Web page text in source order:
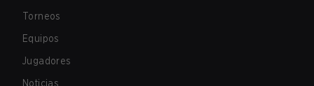
Torneos
Equipos
Jugadores
Noticias